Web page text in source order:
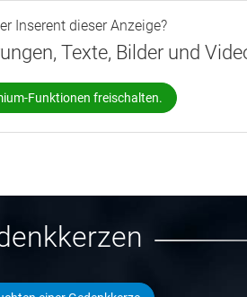
Inserent dieser Anzeige?
Texte, Bilder und
Funktionen freischalten.